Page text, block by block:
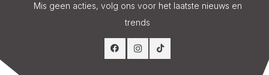
Mis geen acties, volg ons voor het laatste nieuws en
trends